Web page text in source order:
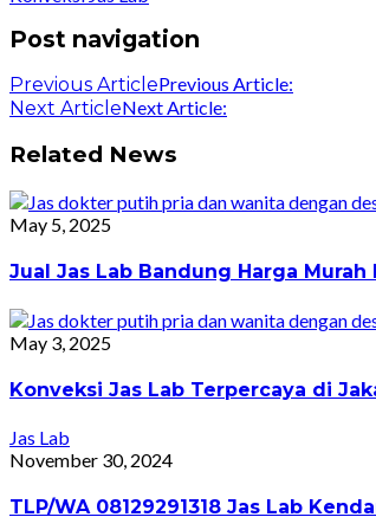
Post navigation
Previous ArticlePrevious Article:
Next ArticleNext Article:
Related News
May 5, 2025
Jual Jas Lab Bandung Harga Murah
May 3, 2025
Konveksi Jas Lab Terpercaya di
Jas Lab
November 30, 2024
TLP/WA 08129291318 Jas Lab